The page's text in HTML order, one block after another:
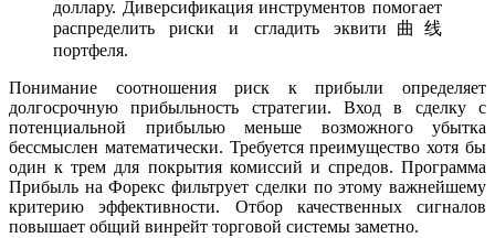
доллару. Диверсификация инструментов помогает
распределить риски и сгладить эквити曲线
портфеля.
Понимание соотношения риск к прибыли определяет
долгосрочную прибыльность стратегии. Вход в сделку с
потенциальной прибылью меньше возможного убытка
бессмыслен математически. Требуется преимущество хотя бы
один к трем для покрытия комиссий и спредов. Программа
Прибыль на Форекс фильтрует сделки по этому важнейшему
критерию эффективности. Отбор качественных сигналов
повышает общий винрейт торговой системы заметно.